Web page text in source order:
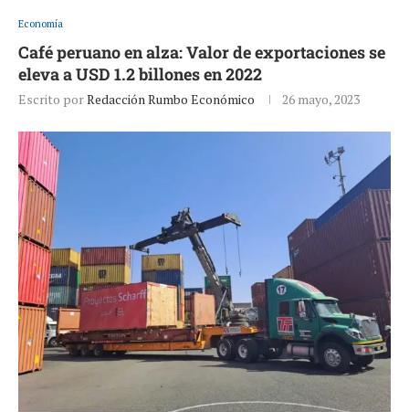
Economía
Café peruano en alza: Valor de exportaciones se
eleva a USD 1.2 billones en 2022
Escrito porRedacción Rumbo Económico 26 mayo, 2023